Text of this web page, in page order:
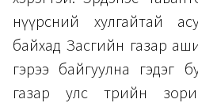
нүүрсний хулгайтай
байхад Засгийн газар
гэрээ байгуулна гэдэг
газар улс төрийн